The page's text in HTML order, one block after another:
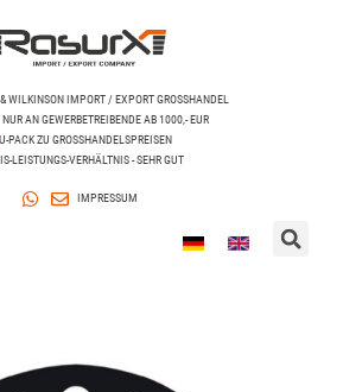
WILKINSON IMPORT / EXPORT GROSSHANDEL
AN GEWERBETREIBENDE AB 1000,- EUR
PACK ZU GROSSHANDELSPREISEN
LEISTUNGS-VERHÄLTNIS - SEHR GUT
IMPRESSUM